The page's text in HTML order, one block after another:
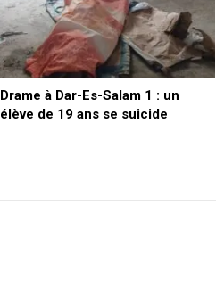
Drame à Dar-Es-Salam 1 : un
élève de 19 ans se suicide